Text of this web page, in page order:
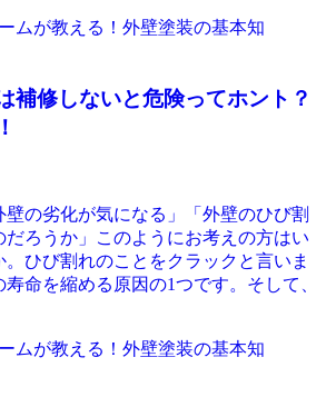
ムが教える！外壁塗装の基本知
補修しないと危険ってホント？
壁の劣化が気になる」「外壁のひび割
ろうか」このようにお考えの方はい
ひび割れのことをクラックと言いま
命を縮める原因の1つです。そして、
ムが教える！外壁塗装の基本知